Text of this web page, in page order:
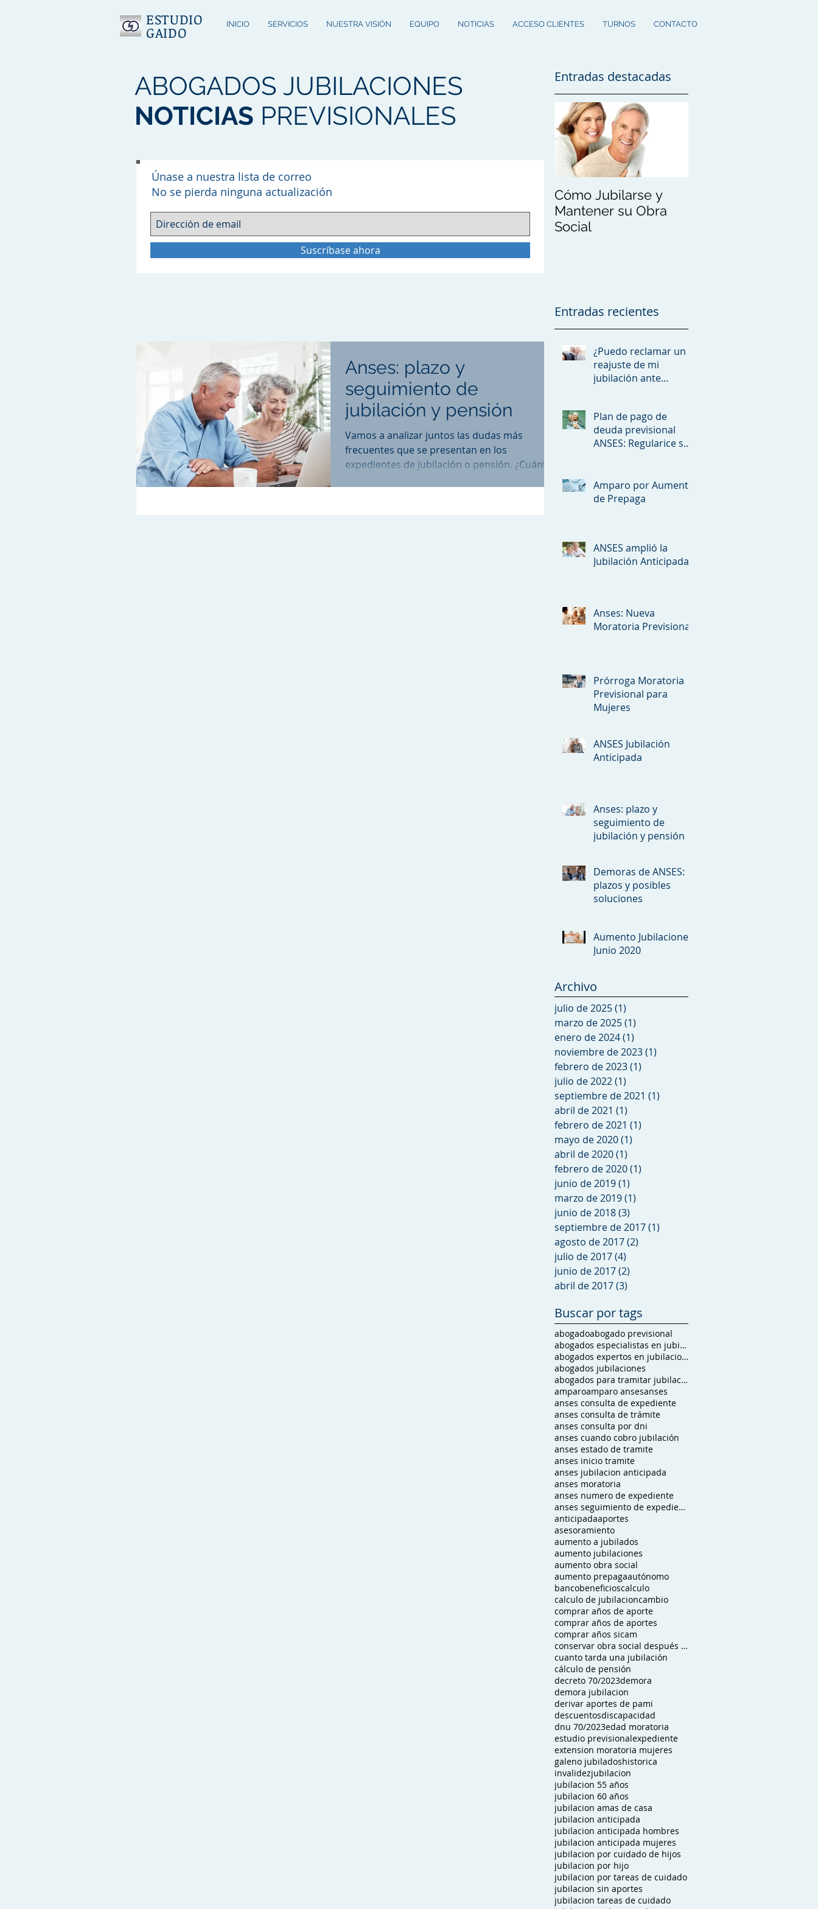
ESTUDIO
GAIDO INICIO SERVICIOS NUESTRA VISIÓN EQUIPO NOTICIAS ACCESO CLIENTES TURNOS CONTACTO
ABOGADOS JUBILACIONES
NOTICIAS PREVISIONALES
Únase a nuestra lista de correo
No se pierda ninguna actualización
Suscríbase ahora
Entradas destacadas
Cómo Jubilarse y
Mantener su Obra
Social
Entradas recientes
Anses: plazo y
seguimiento de
jubilación y pensión
Vamos a analizar juntos las dudas más
frecuentes que se presentan en los
expedientes de jubilación o pensión. ¿Cuánto
¿Puedo reclamar un
reajuste de mi
jubilación ante
Plan de pago de
deuda previsional
ANSES: Regularice sus
Amparo por Aumento
de Prepaga
ANSES amplió la
Jubilación Anticipada
Anses: Nueva
Moratoria Previsional
Prórroga Moratoria
Previsional para
Mujeres
ANSES Jubilación
Anticipada
Anses: plazo y
seguimiento de
jubilación y pensión
Demoras de ANSES:
plazos y posibles
soluciones
Aumento Jubilaciones
Junio 2020
Archivo
julio de 2025(1)
marzo de 2025(1)
enero de 2024(1)
noviembre de 2023(1)
febrero de 2023(1)
julio de 2022(1)
septiembre de 2021 (1)
abril de 2021 (1)
febrero de 2021 (1)
mayo de 2020(1)
abril de 2020(1)
febrero de 2020(1)
junio de 2019(1)
marzo de 2019(1)
junio de 2018(3)
septiembre de 2017(1)
agosto de 2017(2)
julio de 2017(4)
junio de 2017(2)
abril de 2017(3)
Buscar por tags
abogadoabogado previsional
abogados especialistas en jubilaciones
abogados expertos en jubilaciones
abogados jubilaciones
abogados para tramitar jubilacion
amparoamparo ansesanses
anses consulta de expediente
anses consulta de trámite
anses consulta por dni
anses cuando cobro jubilación
anses estado de tramite
anses inicio tramite
anses jubilacion anticipada
anses moratoria
anses numero de expediente
anses seguimiento de expediente
anticipadaaportes
asesoramiento
aumento a jubilados
aumento jubilaciones
aumento obra social
aumento prepagaautónomo
bancobeneficioscalculo
calculo de jubilacioncambio
comprar años de aporte
comprar años de aportes
comprar años sicam
conservar obra social después de jubilado
cuanto tarda una jubilación
cálculo de pensión
decreto 70/2023demora
demora jubilacion
derivar aportes de pami
descuentosdiscapacidad
dnu 70/2023edad moratoria
estudio previsionalexpediente
extension moratoria mujeres
galeno jubiladoshistorica
invalidezjubilacion
jubilacion 55 años
jubilacion 60 años
jubilacion amas de casa
jubilacion anticipada
jubilacion anticipada hombres
jubilacion anticipada mujeres
jubilacion por cuidado de hijos
jubilacion por hijo
jubilacion por tareas de cuidado
jubilacion sin aportes
jubilacion tareas de cuidado